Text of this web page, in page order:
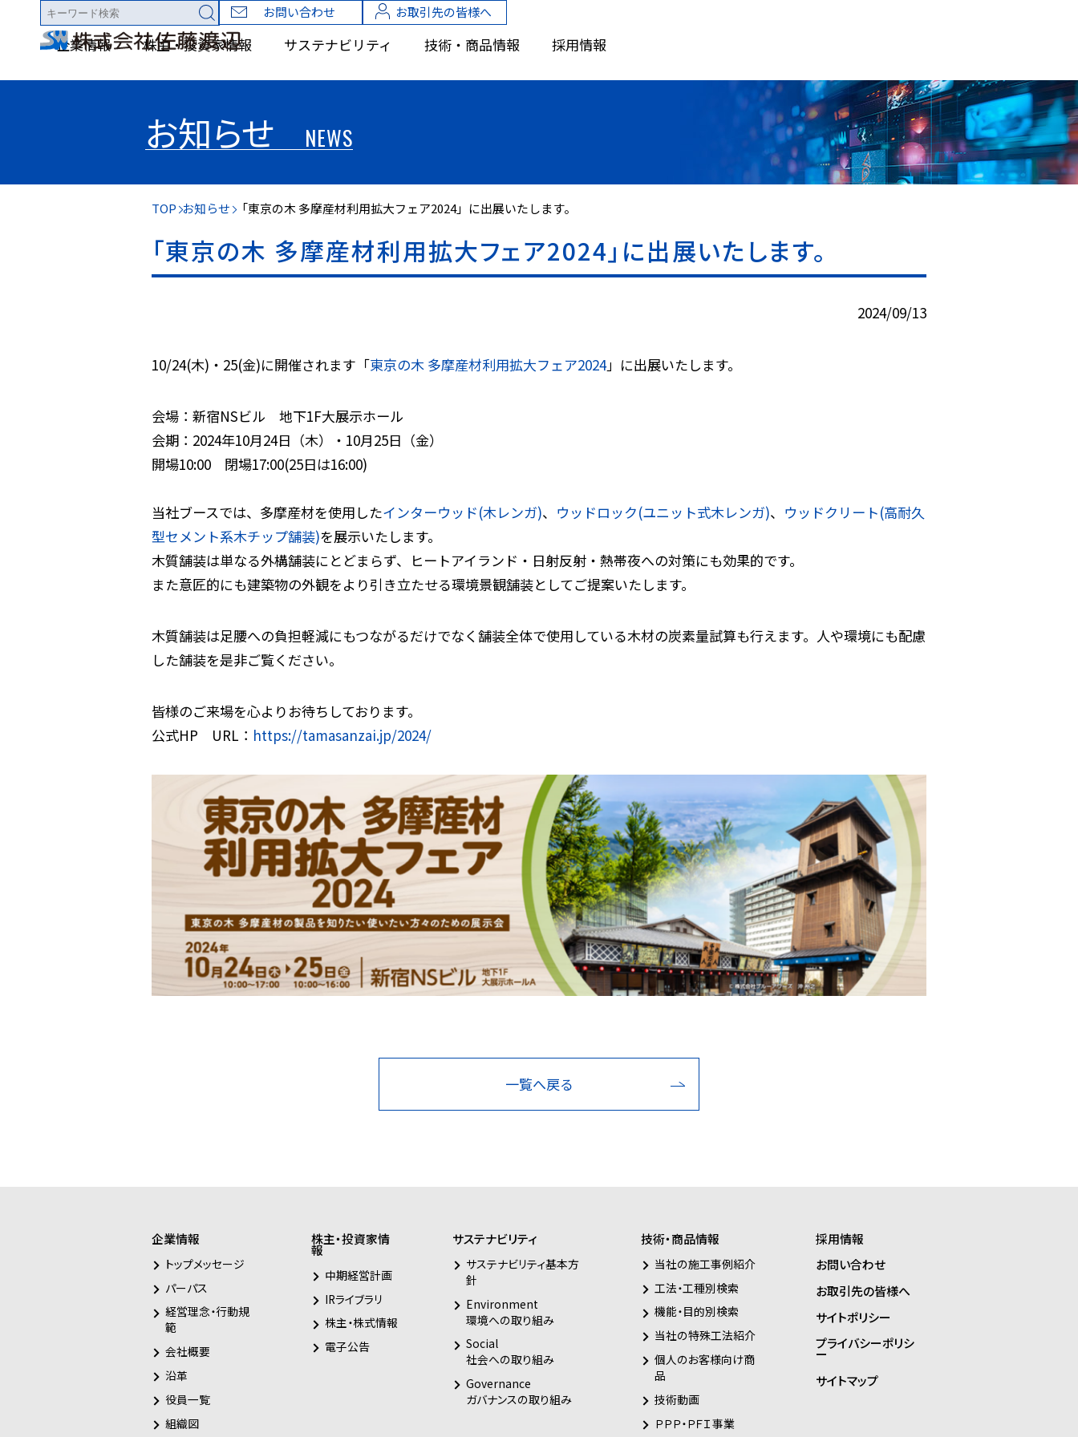
お問い合わせ お取引先の皆様へ
企業情報 株主・投資家情報 サステナビリティ 技術・商品情報 採用情報
お知らせ NEWS
TOP お知らせ 「東京の木 多摩産材利用拡大フェア2024」に出展いたします。
「東京の木 多摩産材利用拡大フェア2024」に出展いたします。
2024/09/13
10/24(木)・25(金)に開催されます「東京の木 多摩産材利用拡大フェア2024」に出展いたします。
会場：新宿NSビル 地下1F大展示ホール
会期：2024年10月24日（木）・10月25日（金）
開場10:00 閉場17:00(25日は16:00)
当社ブースでは、多摩産材を使用したインターウッド(木レンガ)、 ウッドロック(ユニット式木レンガ)、 ウッドクリート(高耐久
型セメント系木チップ舗装)を展示いたします。
木質舗装は単なる外構舗装にとどまらず、ヒートアイランド・日射反射・熱帯夜への対策にも効果的です。
また意匠的にも建築物の外観をより引き立たせる環境景観舗装としてご提案いたします。
木質舗装は足腰への負担軽減にもつながるだけでなく舗装全体で使用している木材の炭素量試算も行えます。人や環境にも配慮
した舗装を是非ご覧ください。
皆様のご来場を心よりお待ちしております。
公式HP URL： https://tamasanzai.jp/2024/
一覧へ戻る
企業情報
トップメッセージ
パーパス
経営理念・行動規
範
会社概要
沿革
役員一覧
組織図
株主・投資家情
報
中期経営計画
IRライブラリ
株主・株式情報
電子公告
サステナビリティ
サステナビリティ基本方
針
Environment
環境への取り組み
Social
社会への取り組み
Governance
ガバナンスの取り組み
技術・商品情報
当社の施工事例紹介
工法・工種別検索
機能・目的別検索
当社の特殊工法紹介
個人のお客様向け商
品
技術動画
ＰＰＰ・ＰＦＩ事業
採用情報
お問い合わせ
お取引先の皆様へ
サイトポリシー
プライバシーポリシ
ー
サイトマップ